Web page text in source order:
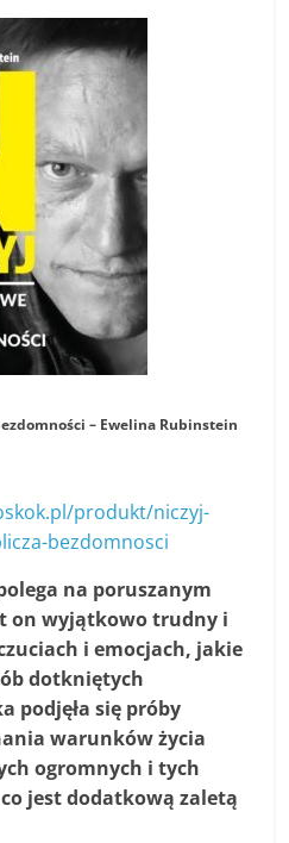
– Ewelina Rubinstein
produkt/niczyj-
bezdomnosci
na poruszanym
on wyjątkowo trudny i
i emocjach, jakie
dotkniętych
podjęła się próby
warunków życia
ogromnych i tych
jest dodatkową zaletą